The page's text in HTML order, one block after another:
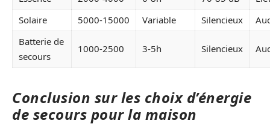
Solaire
5000-15000 Variable Silencieux
Batterie de
secours
1000-2500 3-5h Silencieux
Conclusion sur les choix d’énergie
de secours pour la maison